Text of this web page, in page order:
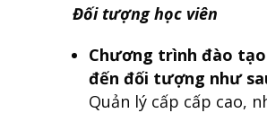
Đối tượng học viên
Chương trình đào
đến đối tượng như
Quản lý cấp cấp cao,